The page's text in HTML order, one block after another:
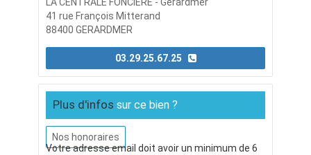
41 rue François Mitterand
88400 GERARDMER
Plus d'infos sur ce bien ?
Nos honoraires
Votre adresse email doit avoir un minimum de 6